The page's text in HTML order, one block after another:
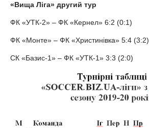
«Вища Ліга» другий тур
ФК «УТК-2» – ФК «Кернел» 6:2 (0:1)
ФК «Монте» – ФК «Христинівка» 5:4 (3:2)
СК «Базис-1» – ФК «УТК-1» 3:3 (2:0)